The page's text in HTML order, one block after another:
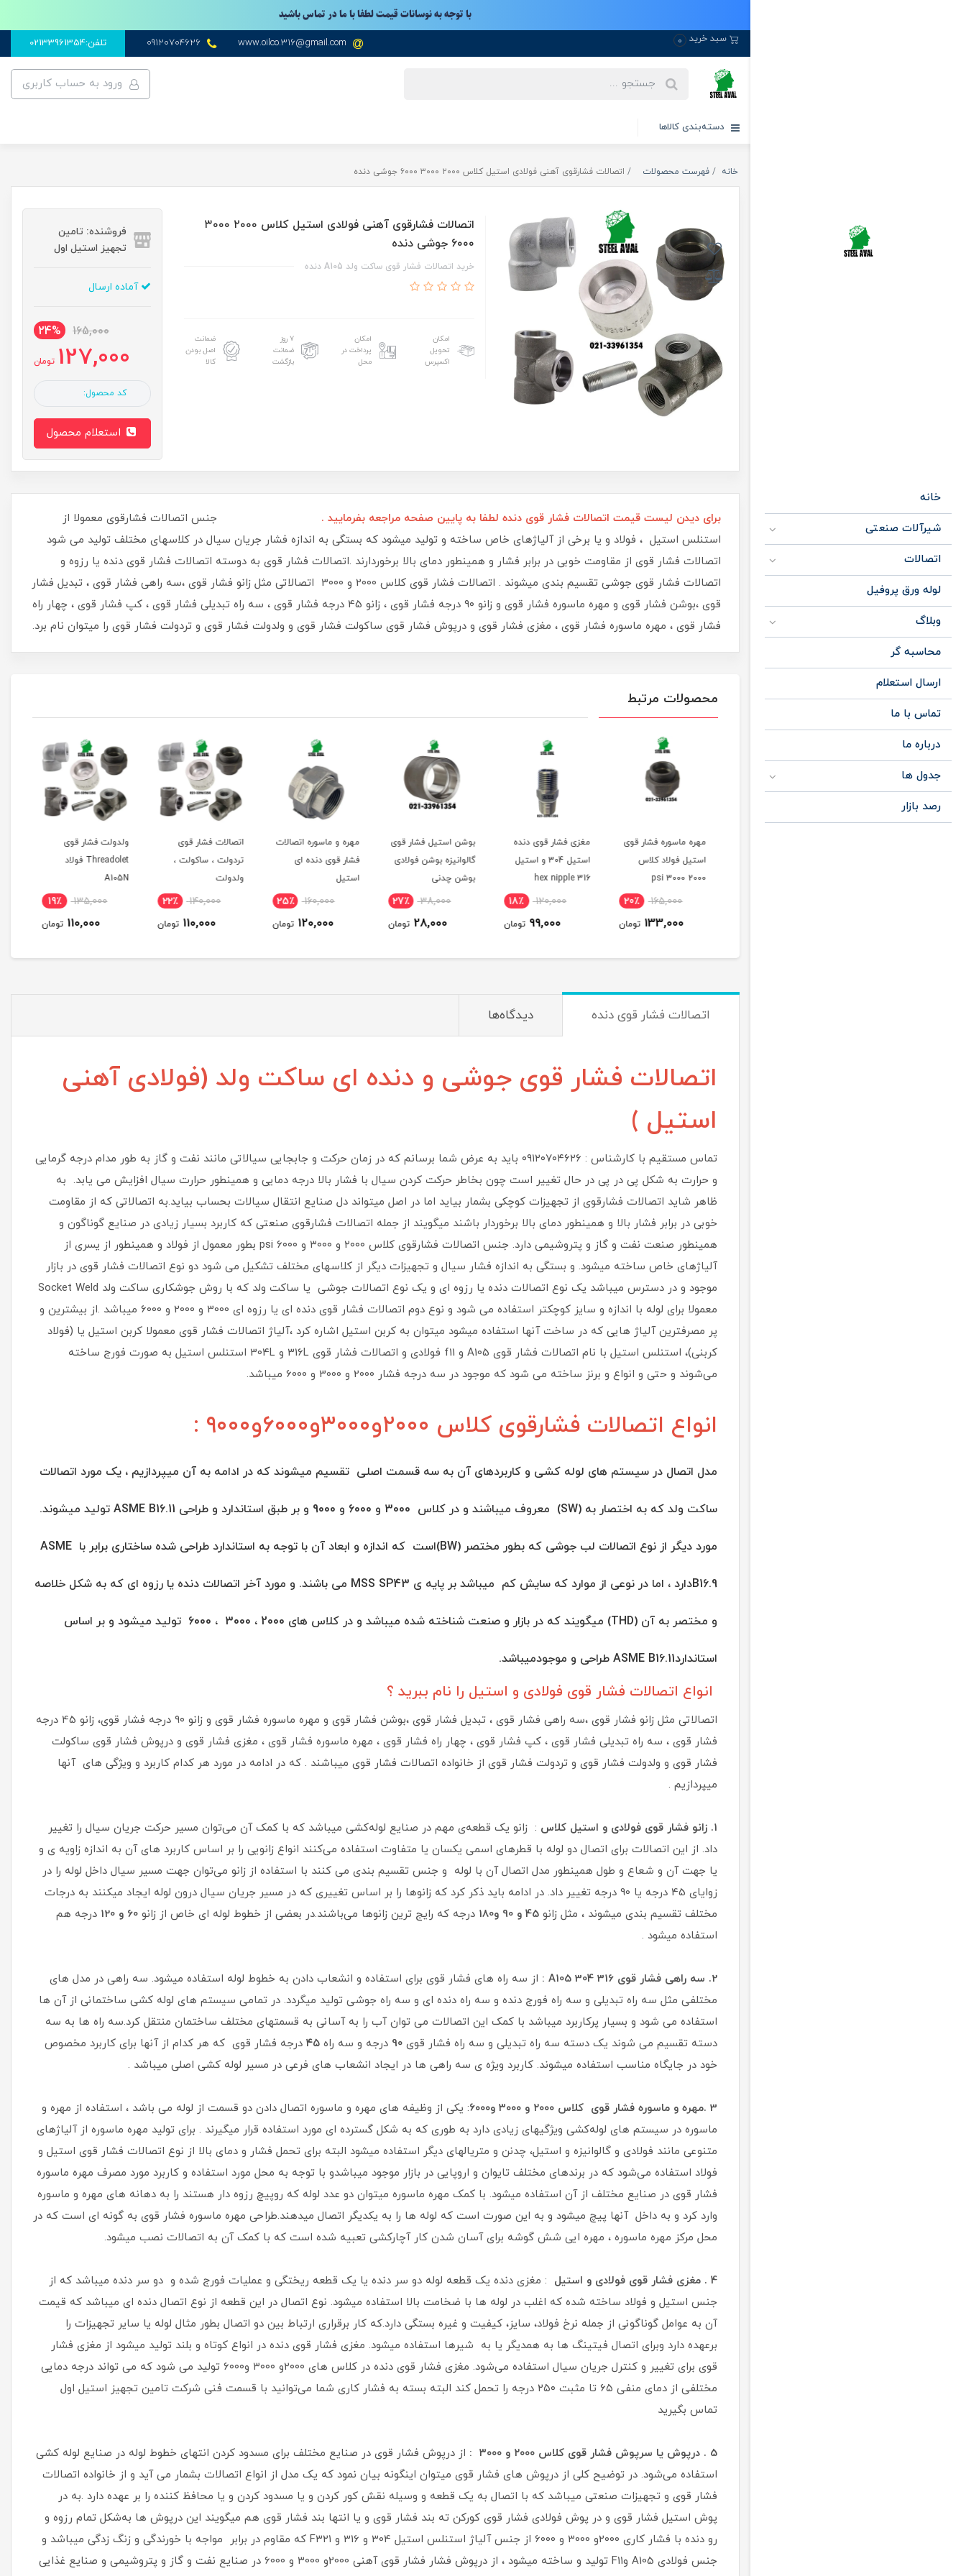
با توجه به نوسانات قیمت لطفا با ما در تماس باشید
سبد خرید 0
www.oilco.316@gmail.com
09120704626 تلفن:02133961354
خانه
شیرآلات صنعتی
اتصالات
لوله ورق پروفیل
وبلاگ
محاسبه گر
ارسال استعلام
تماس با ما
درباره ما
جدول ها
رصد بازار
ورود به حساب کاربری
دسته‌بندی کالاها
خانه فهرست محصولات اتصالات فشارقوی آهنی فولادی استیل کلاس ۲۰۰۰ ۳۰۰۰ ۶۰۰۰ جوشی دنده
اتصالات فشارقوی آهنی فولادی استیل کلاس ۲۰۰۰ ۳۰۰۰
۶۰۰۰ جوشی دنده
خرید اتصالات فشار قوی ساکت ولد A105 دنده
امکان
تحویل
اکسپرس
امکان
پرداخت در
محل
۷ روز
ضمانت
بازگشت
ضمانت
اصل بودن
کالا
فروشنده: تامین
تجهیز استیل اول
آماده ارسال
165,000
24%
127,000 تومان
کد محصول:
استعلام محصول
برای دیدن لیست قیمت اتصالات فشار قوی دنده لطفا به پایین صفحه مراجعه بفرمایید .
جنس اتصالات فشارقوی معمولا از
استنلس استیل ، فولاد و یا برخی از آلیاژهای خاص ساخته و تولید میشود که بستگی به اندازه فشار جریان سیال در کلاسهای مختلف تولید می شود
اتصالات فشار قوی از مقاومت خوبی در برابر فشار و همینطور دمای بالا برخوردارند .اتصالات فشار قوی به دوسته اتصالات فشار قوی دنده یا رزوه و
اتصالات فشار قوی جوشی تقسیم بندی میشوند . اتصالات فشار قوی کلاس 2000 و 3000 اتصالاتی مثل زانو فشار قوی ،سه راهی فشار قوی ، تبدیل فشار
قوی ،بوشن فشار قوی و مهره ماسوره فشار قوی و زانو ۹۰ درجه فشار قوی ، زانو 45 درجه فشار قوی ، سه راه تبدیلی فشار قوی ، کپ فشار قوی ، چهار راه
فشار قوی ، مهره ماسوره فشار قوی ، مغزی فشار قوی و درپوش فشار قوی ساکولت فشار قوی و ولدولت فشار قوی و تردولت فشار قوی را میتوان نام برد.
محصولات مرتبط
مهره ماسوره فشار قوی
استیل فولاد کلاس
2000 3000 psi
165,000 20٪
133,000 تومان
مغزی فشار قوی دنده
استیل 304 و استیل
316 hex nipple
120,000 18٪
99,000 تومان
بوشن استیل فشار قوی
گالوانیزه بوشن فولادی
بوشن چدنی
38,000 27٪
28,000 تومان
مهره و ماسوره اتصالات
فشار قوی دنده ای
استیل
160,000 25٪
120,000 تومان
اتصالات فشار قوی
تردولت ، ساکولت ،
ولدولت
140,000 22٪
110,000 تومان
ولدولت فشار قوی
Threadolet فولاد
A105N
135,000 19٪
110,000 تومان
اتصالات فشار قوی دنده دیدگاه‌ها
اتصالات فشار قوی جوشی و دنده ای ساکت ولد (فولادی آهنی
استیل )
تماس مستقیم با کارشناس : ۰۹۱۲۰۷۰۴۶۲۶ باید به عرض شما برسانم که در زمان حرکت و جابجایی سیالاتی مانند نفت و گاز به طور مدام درجه گرمایی
و حرارت به شکل پی در پی در حال تغییر است چون بخاطر حرکت کردن سیال با فشار بالا درجه دمایی و همینطور حرارت سیال افزایش می یابد. به
ظاهر شاید اتصالات فشارقوی از تجهیزات کوچکی بشمار بیاید اما در اصل میتواند دل صنایع انتقال سیالات بحساب بیاید.به اتصالاتی که از مقاومت
خوبی در برابر فشار بالا و همینطور دمای بالا برخوردار باشند میگویند از جمله اتصالات فشارقوی صنعتی که کاربرد بسیار زیادی در صنایع گوناگون و
همینطور صنعت نفت و گاز و پتروشیمی دارد. جنس اتصالات فشارقوی کلاس ۲۰۰۰ و ۳۰۰۰ و ۶۰۰۰ psi بطور معمول از فولاد و همینطور از یسری از
آلیاژهای خاص ساخته میشود. و بستگی به اندازه فشار سیال و تجهیزات دیگر از کلاسهای مختلف تشکیل می شود دو نوع اتصالات فشار قوی در بازار
موجود و در دسترس میباشد یک نوع اتصالات دنده یا رزوه ای و یک نوع اتصالات جوشی یا ساکت ولد که با روش جوشکاری ساکت ولد Socket Weld
معمولا برای لوله با اندازه و سایز کوچکتر استفاده می شود و نوع دوم اتصالات فشار قوی دنده ای یا رزوه ای 3000 و 2000 و 6000 میباشد .از بیشترین و
پر مصرفترین آلیاژ هایی که در ساخت آنها استفاده میشود میتوان به کربن استیل اشاره کرد ،آلیاژ اتصالات فشار قوی معمولا کربن استیل یا (فولاد
کربنی)، استنلس استیل با نام اتصالات فشار قوی A105 و f11 فولادی و اتصالات فشار قوی 316L و 304L استنلس استیل به صورت فورج ساخته
می‌شوند و حتی و انواع و برنز ساخته می شود که موجود در سه درجه فشار 2000 و 3000 و 6000 میباشد.
انواع اتصالات فشارقوی کلاس ۲۰۰۰و۳۰۰۰و۶۰۰۰و۹۰۰۰ :
مدل اتصال در سیستم های لوله کشی و کاربردهای آن به سه قسمت اصلی تقسیم میشوند که در ادامه به آن میپردازیم ، یک مورد اتصالات
ساکت ولد که به اختصار به (SW) معروف میباشند و در کلاس 3000 و 6000 و 9000 و بر طبق استاندارد و طراحی ASME B16.11 تولید میشوند.
مورد دیگر از نوع اتصالات لب جوشی که بطور مختصر (BW)است که اندازه و ابعاد آن با توجه به استاندارد طراحی شده ساختاری برابر با ASME
B16.9دارد ، اما در نوعی از موارد که سایش کم میباشد بر پایه ی MSS SP43 می باشند. و مورد آخر اتصالات دنده یا رزوه ای که به شکل خلاصه
و مختصر به آن (THD) میگویند که در بازار و صنعت شناخته شده میباشد و در کلاس های 2000 ، 3000 ، 6000 تولید میشود و بر اساس
استانداردASME B16.11 طراحی و موجودمیباشد.
انواع اتصالات فشار قوی فولادی و استیل را نام ببرید ؟
اتصالاتی مثل زانو فشار قوی ،سه راهی فشار قوی ، تبدیل فشار قوی ،بوشن فشار قوی و مهره ماسوره فشار قوی و زانو ۹۰ درجه فشار قوی، زانو 45 درجه
فشار قوی ، سه راه تبدیلی فشار قوی ، کپ فشار قوی ، چهار راه فشار قوی ، مهره ماسوره فشار قوی ، مغزی فشار قوی و درپوش فشار قوی ساکولت
فشار قوی و ولدولت فشار قوی و تردولت فشار قوی از خانواده اتصالات فشار قوی میباشند . که در ادامه در مورد هر کدام کاربرد و ویژگی های آنها
میپردازیم .
1. زانو فشار قوی فولادی و استیل کلاس
: زانو یک قطعه‌ی مهم در صنایع لوله‌کشی میباشد که با کمک آن می‌توان مسیر حرکت جریان سیال را تغییر
داد. از این اتصالات برای اتصال دو لوله با قطرهای اسمی یکسان یا متفاوت استفاده می‌کنند انواع زانویی را بر اساس کاربرد های آن به اندازه زاویه ی و
یا جهت آن و شعاع و طول همینطور مدل اتصال آن با لوله و جنس تقسیم بندی می کنند با استفاده از زانو می‌توان جهت مسیر سیال داخل لوله را در
زوایای 45 درجه یا 90 درجه تغییر داد. در ادامه باید ذکر کرد که زانو‌ها را بر اساس تغییری که در مسیر جریان سیال درون لوله ایجاد میکنند به درجات
مختلف تقسیم بندی میشوند ، مثل زانو 45 و 90 و180 درجه که رایج ترین زانوها می‌باشند.در بعضی از خطوط لوله ای خاص از زانو 60 و 120
درجه هم
استفاده میشود .
2. سه راهی فشار قوی A105 304 316 :
از سه راه های فشار قوی برای استفاده و انشعاب دادن به خطوط لوله استفاده میشود. سه راهی در مدل های
مختلفی مثل سه راه تبدیلی و سه راه فورج دنده و سه راه دنده ای و سه راه جوشی تولید میگردد. در تمامی سیستم های لوله کشی ساختمانی از آن ها
استفاده می شود و بسیار پرکاربرد میباشد با کمک این اتصالات می توان آب را به آسانی به قسمتهای مختلف ساختمان منتقل کرد.سه راه ها به سه
دسته تقسیم می شوند یک دسته سه راه تبدیلی و سه راه فشار قوی 90 درجه و سه راه ۴۵ درجه فشار قوی که هر کدام از آنها برای کاربرد مخصوص
خود در جایگاه مناسب استفاده میشوند. کاربرد ویژه ی سه راهی ها در ایجاد انشعاب های فرعی در مسیر لوله کشی اصلی میباشد .
3 .مهره و ماسوره فشار قوی کلاس ۲۰۰۰ و ۳۰۰۰ و۶۰۰۰
: یکی از وظیفه های مهره و ماسوره اتصال دادن دو قسمت از لوله می باشد ، استفاده از مهره‌ و
ماسوره در سیستم‌ های لوله‌کشی ویژگیهای زیادی دارد به طوری که به شکل گسترده ای مورد استفاده قرار میگیرند . برای تولید مهره ماسوره از آلیاژهای
متنوعی مانند فولادی و گالوانیزه و استیل، چدنن و متریالهای دیگر استفاده میشود البته برای تحمل فشار و دمای بالا از نوع اتصالات فشار قوی استیل و
فولاد استفاده می‌شود که در برندهای مختلف تایوان و اروپایی در بازار موجود میباشدو با توجه به محل مورد استفاده و کاربرد مورد مصرف مهره ماسوره
فشار قوی در صنایع مختلف از آن استفاده میشود. با کمک مهره ماسوره میتوان دو عدد لوله که روپیچ رزوه دار هستند را به دهانه های مهره و ماسوره
وارد کرد و به داخل آنها پیچ میشود و به این صورت است که لوله ها را به یکدیگر اتصال میدهند.طراحی مهره ماسوره فشار قوی به گونه ای است که در
محل مرکز مهره ماسوره ، مهره ایی شش گوشه برای آسان شدن کار آچارکشی تعبیه شده است که با کمک آن به اتصالات نصب میشود.
4 . مغزی فشار قوی فولادی و استیل
: مغزی دنده یک قطعه لوله دو سر دنده یا یک قطعه ریختگی و عملیات فورج شده و دو سر دنده میباشد که از
جنس استیل و فولاد ساخته شده که اغلب در لوله ها با ضخامت بالا استفاده میشود. نوع اتصال در این قطعه از نوع اتصال دنده ای میباشد که قیمت
آن به عوامل گوناگونی از جمله نرخ فولاد، سایز، کیفیت و غیره بستگی دارد.که کار برقراری ارتباط بین دو اتصال بطور مثال لوله یا سایر تجهیزات را
برعهده دارد وبرای اتصال فیتینگ ها به همدیگر یا به شیرها استفاده میشود. مغزی فشار قوی دنده در انواع کوتاه و بلند تولید میشود از مغزی فشار
قوی برای تغییر و کنترل جریان سیال استفاده می‌شود. مغزی فشار قوی دنده در کلاس ‌های ۲۰۰۰و ۳۰۰۰ و۶۰۰۰ تولید می‌ شود که می ‌تواند درجه دمایی
مختلفی از دمای منفی ۶۵ تا مثبت ۲۵۰ درجه را تحمل کند البته بسته به فشار کاری شما می‌توانید با قسمت فنی شرکت تامین تجهیز استیل اول
تماس بگیرید
5 . درپوش یا سرپوش فشار قوی کلاس ۲۰۰۰ و ۳۰۰۰ :
از درپوش فشار قوی در صنایع مختلف برای مسدود کردن انتهای خطوط لوله در صنایع لوله کشی
استفاده می‌شود. در توضیح کلی از درپوش های فشار قوی میتوان اینگونه بیان نمود که یک مدل از انواع اتصالات بشمار می آید و از خانواده اتصالات
فشار قوی و تجهیزات صنعتی میباشد که با اتصال به یک قطعه و وسیله نقش کور کردن و یا مسدود کردن و یا محافظ کننده را بر عهده دارد .به در
پوش استیل فشار قوی و در پوش فولادی فشار قوی کورکن ته بند فشار قوی و یا انتها بند فشار قوی هم میگویند این درپوش ها به‌شکل تمام رزوه و
رو دنده با فشار کاری 2000و 3000 و 6000 از جنس آلیاژ استنلس استیل 304 و 316 و F۳۲۱ که مقاوم در برابر مواجه با خورندگی و زنگ زدگی میباشد و
جنس فولادی A105 وF11 تولید و ساخته میشود ، از درپوش فشار فشار قوی آهنی 2000و 3000 و 6000 در صنایع نفت و گاز و پتروشیمی و صنایع غذایی